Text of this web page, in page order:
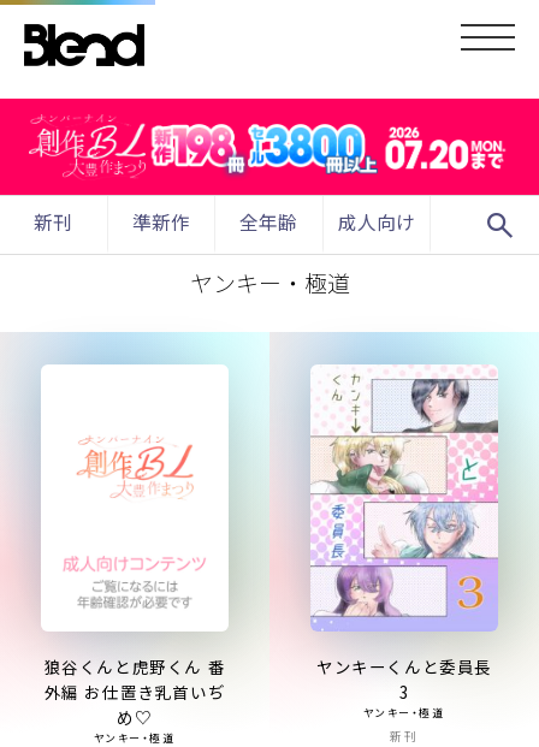
新刊 準新作 全年齢 成人向け search
ヤンキー・極道
狼谷くんと虎野くん 番
外編 お仕置き乳首いぢ
め♡
ヤンキー・極道
ヤンキーくんと委員長
3
ヤンキー・極道
新刊